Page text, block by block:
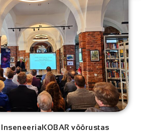
InseneeriaKOBAR võõrustas